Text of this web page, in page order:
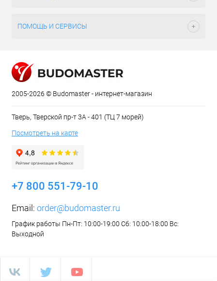
ПОМОЩЬ И СЕРВИСЫ
2005-2026 © Budomaster - интернет-магазин
Тверь, Тверской пр-т 3А - 401 (ТЦ 7 морей)
Посмотреть на карте
+7 800 551-79-10
Email: order@budomaster.ru
График работы Пн-Пт: 10:00-19:00 Сб: 10:00-18:00 Вс:
Выходной